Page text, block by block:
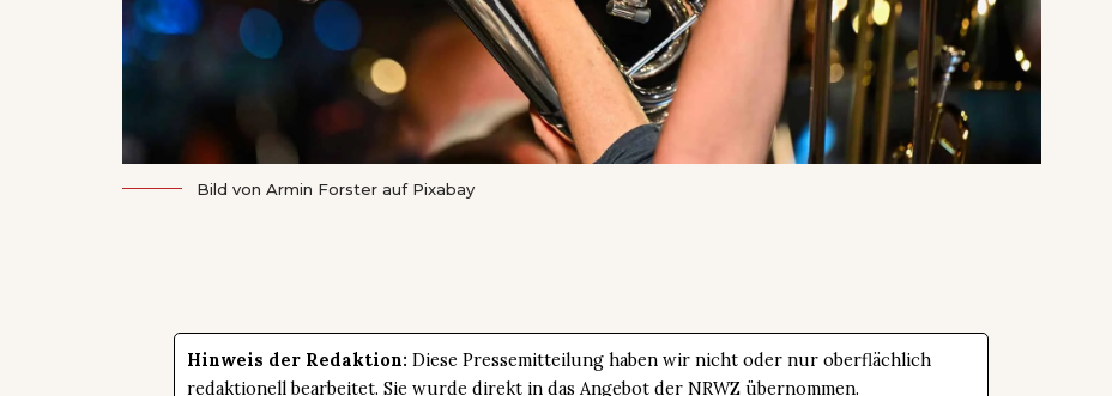
Bild von Armin Forster auf Pixabay
Hinweis der Redaktion: Diese Pressemitteilung haben wir nicht oder nur oberflächlich
redaktionell bearbeitet. Sie wurde direkt in das Angebot der NRWZ übernommen.